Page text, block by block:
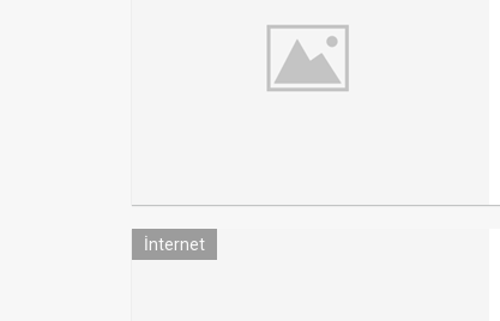
İnternet